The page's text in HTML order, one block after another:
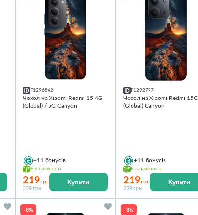
F1296542
Чохол на Xiaomi Redmi 15 4G
(Global) / 5G Canyon
+11 бонусів
Є в наявності
219грн
239 грн
Купити
F1292797
Чохол на Xiaomi Redmi 15C
(Global) Canyon
+11 бонусів
Є в наявності
219грн
239 грн
Купити
-8% -8%